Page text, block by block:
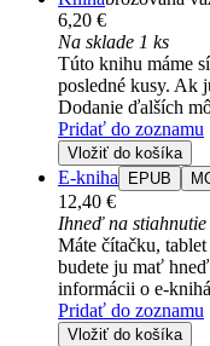
6,20 €
Na sklade 1 ks
Túto knihu máme
posledné kusy. Ak
Dodanie ďalších
Pridať do zoznamu
Vložiť do košíka
E-kniha EPUB
12,40 €
Ihneď na stiahnutie
Máte čítačku,
budete ju mať
informácii o e-
Pridať do zoznamu
Vložiť do košíka